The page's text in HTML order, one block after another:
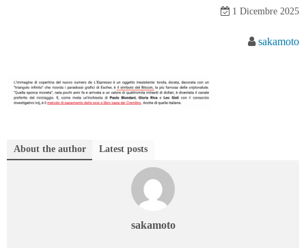
1 Dicembre 2025
sakamoto
About the author Latest posts
sakamoto